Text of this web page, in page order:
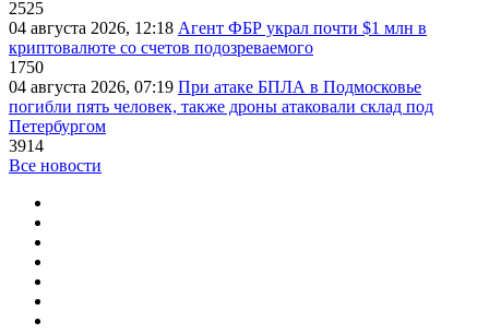
2525
04 августа 2026, 12:18 Агент ФБР украл почти $1 млн в
криптовалюте со счетов подозреваемого
1750
04 августа 2026, 07:19 При атаке БПЛА в Подмосковье
погибли пять человек, также дроны атаковали склад под
Петербургом
3914
Все новости